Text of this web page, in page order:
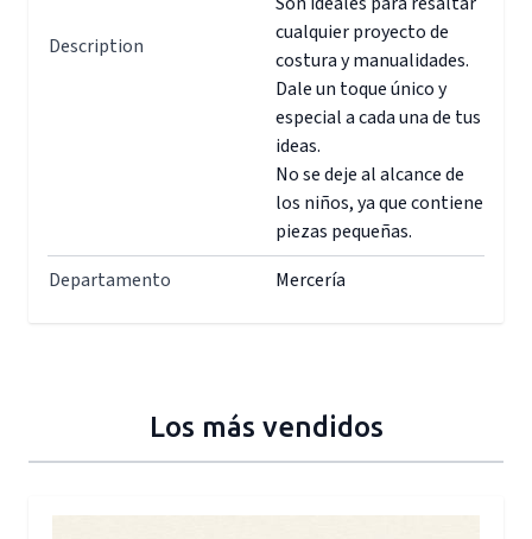
Description
cualquier proyecto de
costura y manualidades.
Dale un toque único y
especial a cada una de tus
ideas.
No se deje al alcance de
los niños, ya que contiene
piezas pequeñas.
Departamento
Mercería
Los más vendidos